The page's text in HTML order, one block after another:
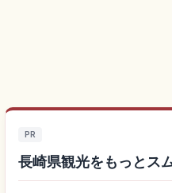
PR
長崎県観光をもっとス